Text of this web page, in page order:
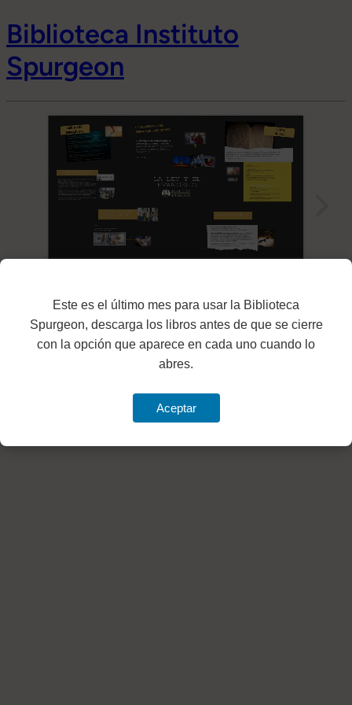
Biblioteca Instituto
Spurgeon
Biblioteca Instituto Spurgeon funciona gracias aWordPress
Este es el último mes para usar la Biblioteca
Spurgeon, descarga los libros antes de que se cierre
con la opción que aparece en cada uno cuando lo
abres.
Aceptar